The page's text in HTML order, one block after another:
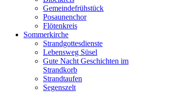
Gemeindefrühstück
Posaunenchor
Flötenkreis
Sommerkirche
Strandgottesdienste
Lebensweg Süsel
Gute Nacht Geschichten im
Strandkorb
Strandtaufen
Segenszelt